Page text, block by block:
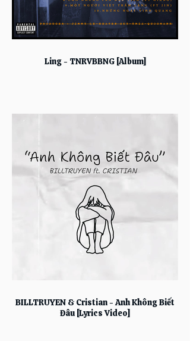
Ling - TNRVBBNG [Album]
BILLTRUYEN & Cristian - Anh Không Biết
Đâu [Lyrics Video]